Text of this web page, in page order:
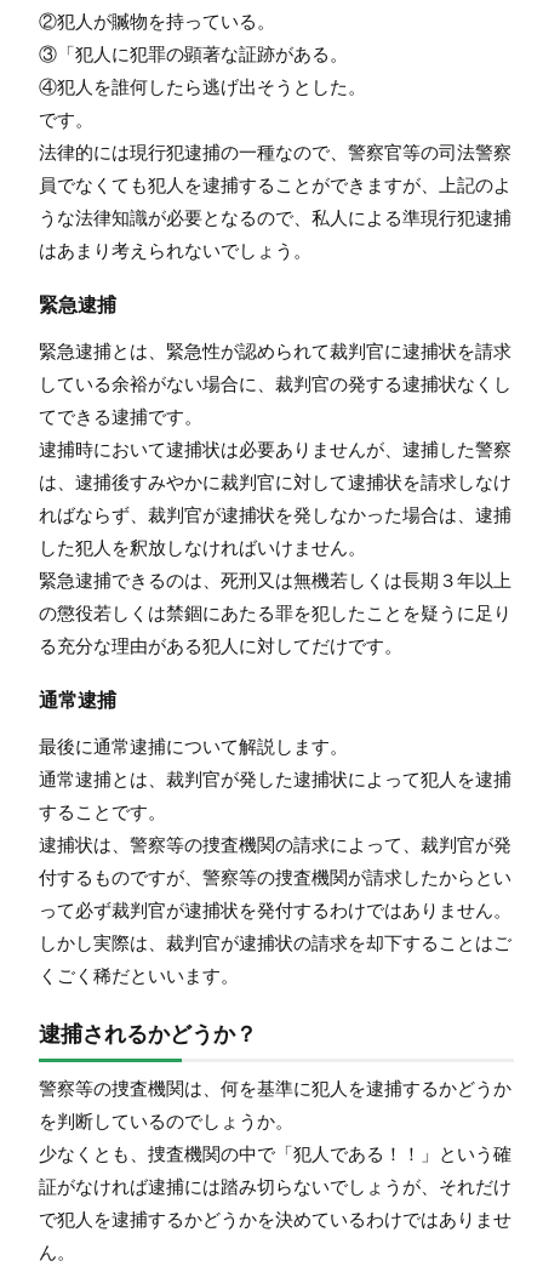
②犯人が贓物を持っている。
③「犯人に犯罪の顕著な証跡がある。
④犯人を誰何したら逃げ出そうとした。
です。
法律的には現行犯逮捕の一種なので、警察官等の司法警察
員でなくても犯人を逮捕することができますが、上記のよ
うな法律知識が必要となるので、私人による準現行犯逮捕
はあまり考えられないでしょう。
緊急逮捕
緊急逮捕とは、緊急性が認められて裁判官に逮捕状を請求
している余裕がない場合に、裁判官の発する逮捕状なくし
てできる逮捕です。
逮捕時において逮捕状は必要ありませんが、逮捕した警察
は、逮捕後すみやかに裁判官に対して逮捕状を請求しなけ
ればならず、裁判官が逮捕状を発しなかった場合は、逮捕
した犯人を釈放しなければいけません。
緊急逮捕できるのは、死刑又は無機若しくは長期３年以上
の懲役若しくは禁錮にあたる罪を犯したことを疑うに足り
る充分な理由がある犯人に対してだけです。
通常逮捕
最後に通常逮捕について解説します。
通常逮捕とは、裁判官が発した逮捕状によって犯人を逮捕
することです。
逮捕状は、警察等の捜査機関の請求によって、裁判官が発
付するものですが、警察等の捜査機関が請求したからとい
って必ず裁判官が逮捕状を発付するわけではありません。
しかし実際は、裁判官が逮捕状の請求を却下することはご
くごく稀だといいます。
逮捕されるかどうか？
警察等の捜査機関は、何を基準に犯人を逮捕するかどうか
を判断しているのでしょうか。
少なくとも、捜査機関の中で「犯人である！！」という確
証がなければ逮捕には踏み切らないでしょうが、それだけ
で犯人を逮捕するかどうかを決めているわけではありませ
ん。